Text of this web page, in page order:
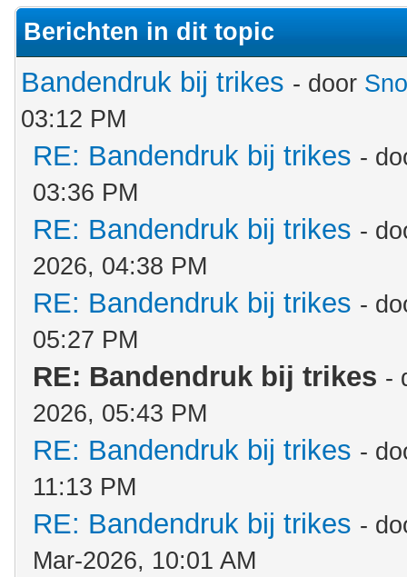
Berichten in dit topic
Bandendruk bij trikes - door
03:12 PM
RE: Bandendruk bij trikes -
03:36 PM
RE: Bandendruk bij trikes -
2026, 04:38 PM
RE: Bandendruk bij trikes -
05:27 PM
RE: Bandendruk bij trikes -
2026, 05:43 PM
RE: Bandendruk bij trikes -
11:13 PM
RE: Bandendruk bij trikes -
Mar-2026, 10:01 AM